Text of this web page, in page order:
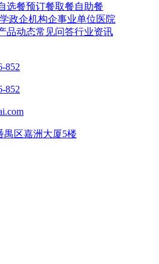
选餐预订餐取餐自助餐
政企机构企事业单位医院
品动态常见问答行业资讯
852
852
禺区嘉洲大厦5楼